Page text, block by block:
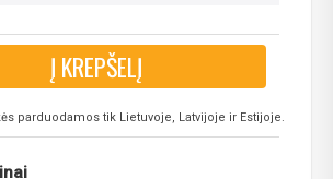
Į KREPŠELĮ
parduodamos tik Lietuvoje, Latvijoje ir Estijoje.